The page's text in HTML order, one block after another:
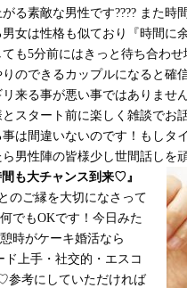
がる素敵な男性です???? また時
男女は性格も似ており『時間
も5分前にはきっと待ち合わ
りのできるカップルになると確
リ来る事が悪い事ではありませ
スタート前に楽しく雑談でお
は間違いないのです！もしタ
ら男性陣の皆様少し世間話しを
も大チャンス到来♡』
のご縁を大切になさって
でもOKです！今日みた
時がケーキ婚活なら
ド上手・社交的・エスコ
参考にしていただければ